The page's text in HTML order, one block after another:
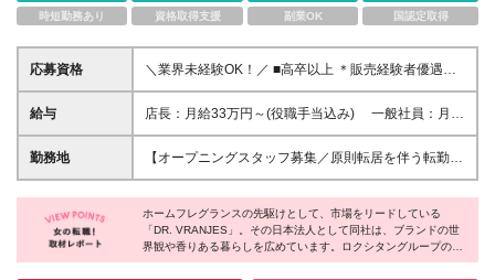
時短勤務あり
資格取得支援 副業OK 国認定取得
応募資格
＼業界未経験OK！／ ■高卒以上 ＊販売経験者優遇！
＊店長・副店長などの店舗マネジメント経験者歓迎 └
前職の雇用形態、経験年数、業界は問いません。 ＜
ョンが好きな方 ◎チームプレーを大切にできる方 ◎
たくさんのお客様に喜ばれる接客がしたい方 ◎自ら
メージを理解して体現できる方
給与
店長：月給33万円～(役職手当込み) 一般社員：月給
25万5000円～ ※上記は最低給与です。スキルや経験
等を考慮して決定致します。 ★インセンティブ制度
勤務地
【オープニングスタッフ募集／原則転居を伴う転勤な
し／U・Iターン歓迎！】 吉祥寺・横浜・京都エリア
の店舗へ配属します。 いずれの店舗も各最寄駅から
すぐの場所です。 吉祥寺エリア：京王井の頭線「吉
祥寺駅」 横浜エリア：JR「横浜駅」 京都エリア：阪
急電車：「京都河原町駅」 ※ご希望の店舗を考慮のう
え、勤務地を決定したします。 ※入社時期はご相談に
ホームフレグランスの先駆けとして、市場をリードしている
「DR. VRANJES」。その日本法人として同社は、ブランドの世
界観や香りある暮らしを広めています。ロクシタングループの傘
下として日本国内でも急速に出店数を増やし、より多くのファン